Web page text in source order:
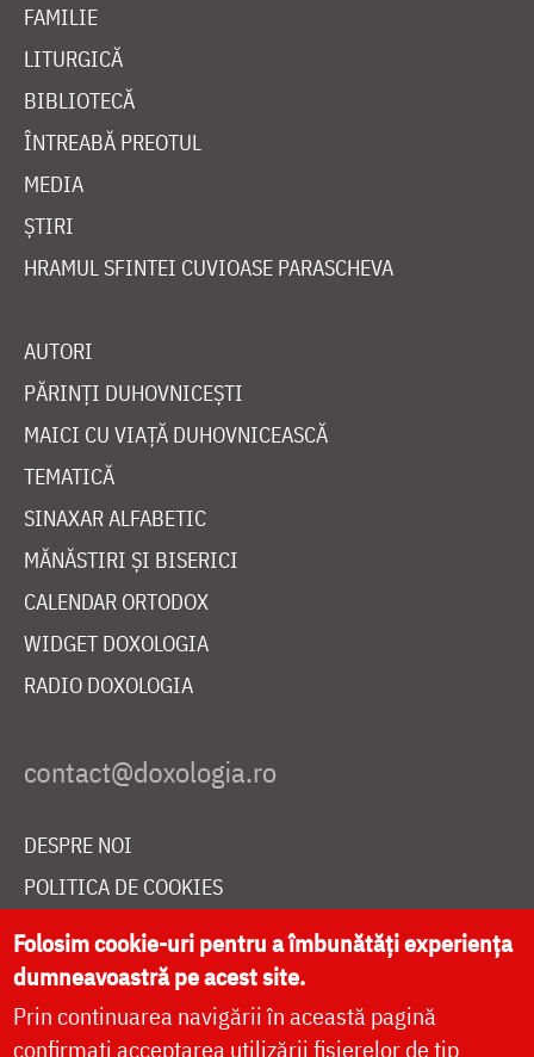
FAMILIE
LITURGICĂ
BIBLIOTECĂ
ÎNTREABĂ PREOTUL
MEDIA
ȘTIRI
HRAMUL SFINTEI CUVIOASE PARASCHEVA
AUTORI
PĂRINȚI DUHOVNICEȘTI
MAICI CU VIAȚĂ DUHOVNICEASCĂ
TEMATICĂ
SINAXAR ALFABETIC
MĂNĂSTIRI ȘI BISERICI
CALENDAR ORTODOX
WIDGET DOXOLOGIA
RADIO DOXOLOGIA
DESPRE NOI
POLITICA DE COOKIES
DONEAZĂ ONLINE PENTRU CATEDRALA NAȚIONALĂ
LIVE
Folosim cookie-uri pentru a îmbunătăți experiența
dumneavoastră pe acest site.
Prin continuarea navigării în această pagină
confirmați acceptarea utilizării fișierelor de tip